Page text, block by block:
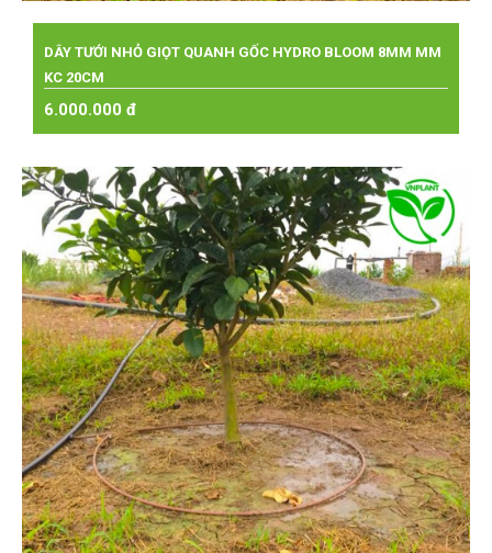
DÂY TƯỚI NHỎ GIỌT QUANH GỐC HYDRO BLOOM 8MM MM
KC 20CM
6.000.000 đ